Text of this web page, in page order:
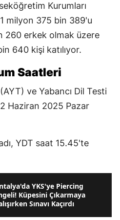
Kurumları
milyon 375 bin 389'u
260 erkek olmak üzere
640 kişi katılıyor.
Saatleri
ve Yabancı Dil Testi
Haziran 2025 Pazar
YDT saat 15.45'te
YKS'ye Piercing
Küpesini Çıkarmaya
Sınavı Kaçırdı